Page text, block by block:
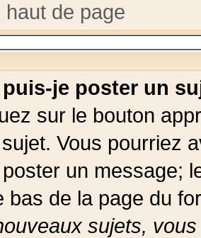
haut de page
je poster un
sur le bouton
Vous pourriez
un message;
bas de la page du
sujets,